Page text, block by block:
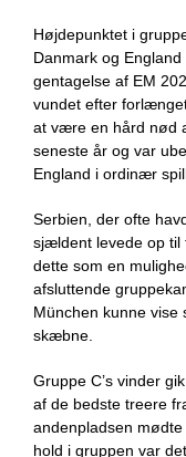
Højdepunktet i
Danmark og
gentagelse af EM
vundet efter
at være en hård nød
seneste år og var
England i ordinær
Serbien, der ofte
sjældent levede op til
dette som en
afsluttende
München kunne vise
skæbne.
Gruppe C’s vinder
af de bedste treere
andenpladsen
hold i gruppen var